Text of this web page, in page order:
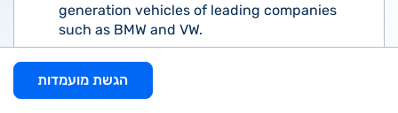
generation vehicles of leading companies
such as BMW and VW.
Innoviz Supply Chain team is leading the
Production, Procurement, Logistics and
הגשת מועמדות